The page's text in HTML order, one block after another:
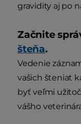
gravidity aj po
Začnite
šteňa.
Vedenie
vašich šteniat
byť veľmi
vášho